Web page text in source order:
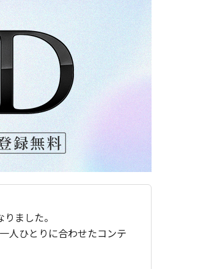
ました。
人ひとりに合わせたコンテ